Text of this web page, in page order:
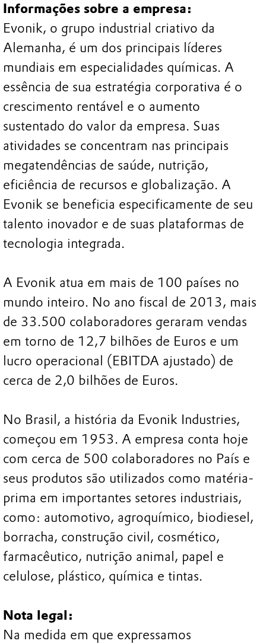
Informações sobre a empresa:
Evonik, o grupo industrial criativo da
Alemanha, é um dos principais líderes
mundiais em especialidades químicas. A
essência de sua estratégia corporativa é o
crescimento rentável e o aumento
sustentado do valor da empresa. Suas
atividades se concentram nas principais
megatendências de saúde, nutrição,
eficiência de recursos e globalização. A
Evonik se beneficia especificamente de seu
talento inovador e de suas plataformas de
tecnologia integrada.
A Evonik atua em mais de 100 países no
mundo inteiro. No ano fiscal de 2013, mais
de 33.500 colaboradores geraram vendas
em torno de 12,7 bilhões de Euros e um
lucro operacional (EBITDA ajustado) de
cerca de 2,0 bilhões de Euros.
No Brasil, a história da Evonik Industries,
começou em 1953. A empresa conta hoje
com cerca de 500 colaboradores no País e
seus produtos são utilizados como matéria-
prima em importantes setores industriais,
como: automotivo, agroquímico, biodiesel,
borracha, construção civil, cosmético,
farmacêutico, nutrição animal, papel e
celulose, plástico, química e tintas.
Nota legal:
Na medida em que expressamos